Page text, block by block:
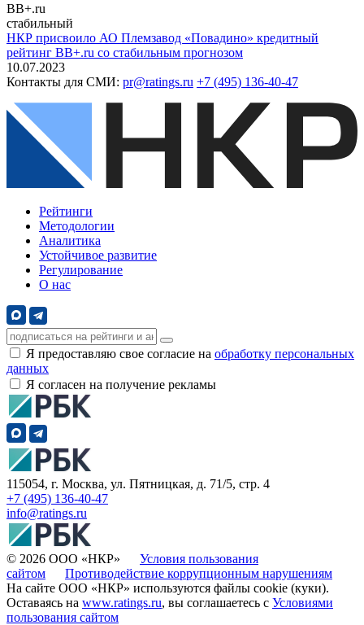
BB+.ru
стабильный
НКР присвоило АО Племзавод «Повадино» кредитный
рейтинг BB+.ru со стабильным прогнозом
10.07.2023
Контакты для СМИ: pr@ratings.ru +7 (495) 136-40-47
Рейтинги
Методологии
Аналитика
Устойчивое развитие
Регулирование
О нас
Я предоставляю свое согласие на обработку персональных
данных
Я согласен на получение рекламы
115054, г. Москва, ул. Пятницкая, д. 71/5, стр. 4
+7 (495) 136-40-47
info@ratings.ru
© 2026 ООО «НКР» Условия пользования
сайтом
Противодействие коррупционным нарушениям
На сайте ООО «НКР» используются файлы cookie (куки).
Оставаясь на www.ratings.ru, вы соглашаетесь с Условиями
пользования сайтом